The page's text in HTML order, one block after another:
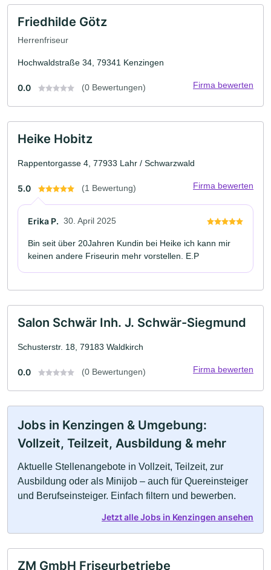
Friedhilde Götz
Herrenfriseur
Hochwaldstraße 34, 79341 Kenzingen
0.0 (0 Bewertungen) Firma bewerten
Heike Hobitz
Rappentorgasse 4, 77933 Lahr / Schwarzwald
5.0 (1 Bewertung) Firma bewerten
Erika P. 30. April 2025
Bin seit über 20Jahren Kundin bei Heike ich kann mir
keinen andere Friseurin mehr vorstellen. E.P
Salon Schwär Inh. J. Schwär-Siegmund
Schusterstr. 18, 79183 Waldkirch
0.0 (0 Bewertungen) Firma bewerten
Jobs in Kenzingen & Umgebung:
Vollzeit, Teilzeit, Ausbildung & mehr
Aktuelle Stellenangebote in Vollzeit, Teilzeit, zur
Ausbildung oder als Minijob – auch für Quereinsteiger
und Berufseinsteiger. Einfach filtern und bewerben.
Jetzt alle Jobs in Kenzingen ansehen
ZM GmbH Friseurbetriebe